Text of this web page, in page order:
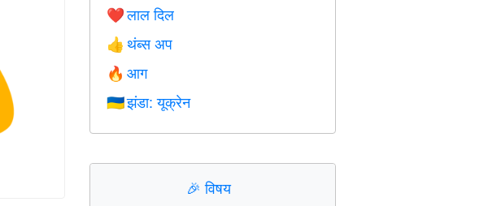
❤️ लाल दिल
👍 थंब्स अप
🔥 आग
🇺🇦झंडा: यूक्रेन
🎉विषय